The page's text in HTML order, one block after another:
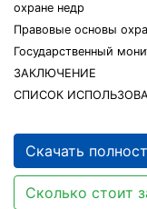
охране недр
Правовые основы
Государственный
ЗАКЛЮЧЕНИЕ
СПИСОК
Скачать
Сколько стоит